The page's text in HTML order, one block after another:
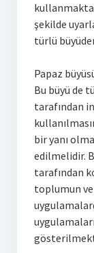
şekilde
türlü
Papaz
Bu büyü de
tarafından
bir yanı
edilmelidir.
tarafından
toplumun